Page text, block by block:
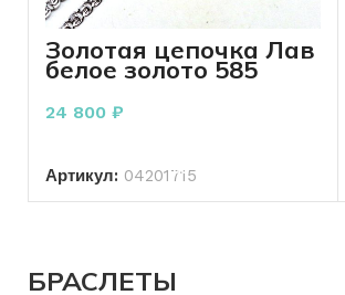
Золотая цепочка Лав
белое золото 585
см
24 800 ₽
Артикул: 04201715
БРАСЛЕТЫ